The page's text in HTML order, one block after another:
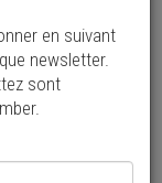
en suivant
newsletter.
sont